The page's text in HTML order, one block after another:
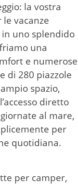
la vostra
vacanze
uno splendido
una
e numerose
di 280 piazzole
spazio,
diretto
al mare,
per
quotidiana.
per camper,